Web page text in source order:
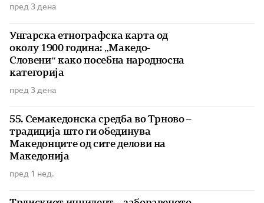
пред 3 дена
Унгарска етнографска карта од
околу 1900 година: „Македо-
Словени“ како посебна народносна
категорија
пред 3 дена
55. Семакедонска средба во Трново –
традиција што ги обединува
Македонците од сите делови на
Македонија
пред 1 нед.